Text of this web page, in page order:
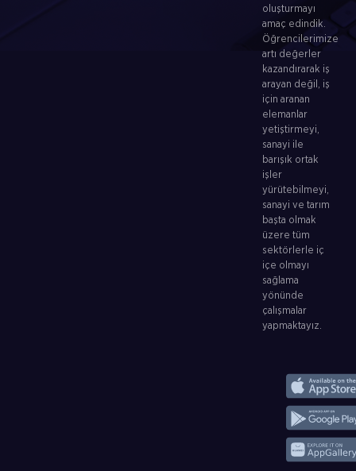
oluşturmayı
amaç edindik.
Öğrencilerimize
artı değerler
kazandırarak iş
arayan değil, iş
için aranan
elemanlar
yetiştirmeyi,
sanayi ile
barışık ortak
işler
yürütebilmeyi,
sanayi ve tarım
başta olmak
üzere tüm
sektörlerle iç
içe olmayı
sağlama
yönünde
çalışmalar
yapmaktayız.